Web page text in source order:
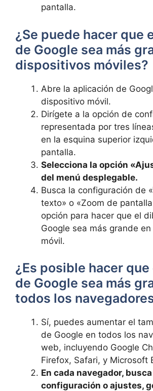
pantalla.
¿Se puede ‍hacer que
de ⁤Google sea más
dispositivos móviles?
Abre la aplicación⁤ de
dispositivo móvil.
Dirígete a la opción de‍
‌representada por ‍tres
⁤en la esquina⁢ superior
pantalla.
Selecciona‌ la opción​
del menú desplegable.
Busca la configuración de
texto» o «Zoom de
opción para hacer que‌ el
Google sea más grande
móvil.
¿Es posible ⁢hacer
de Google sea más
todos los
Sí, ⁣puedes aumentar el
de Google en todos​ los
web, incluyendo Google
Firefox,​ Safari, y Microsoft
En cada ⁢navegador,
⁣configuración o ‌ajustes,